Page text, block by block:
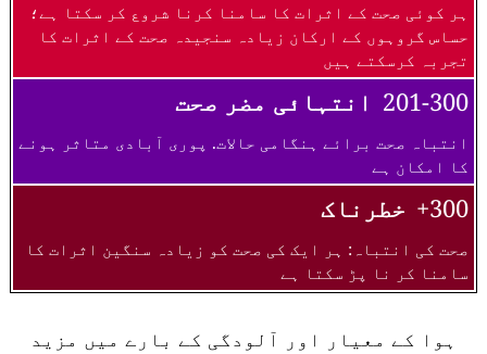
ہر کوئی صحت کے اثرات کا سامنا کرنا شروع کر سکتا ہے؛
حساس گروہوں کے ارکان زیادہ سنجیدہ صحت کے اثرات کا
تجربہ کرسکتے ہیں
201-300 انتہائی مضر صحت
انتباہ صحت برائے ہنگامی حالات. پوری آبادی متاثر ہونے
کا امکان ہے
300+ خطرناک
صحت کی انتباہ: ہر ایک کی صحت کو زیادہ سنگین اثرات کا
سامنا کر نا پڑ سکتا ہے
ہوا کے معیار اور آلودگی کے بارے میں مزید